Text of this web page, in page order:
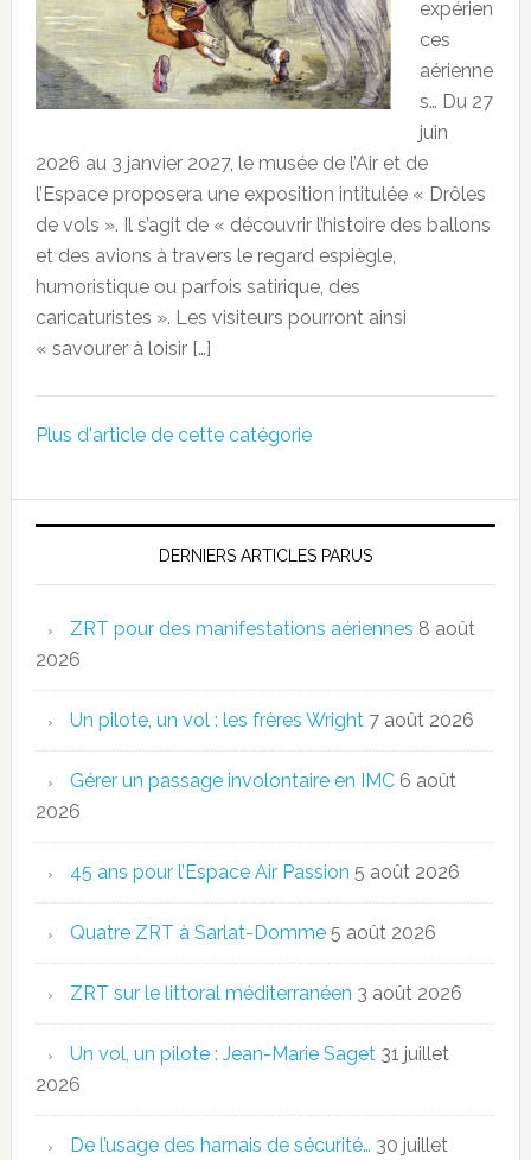
expérien
ces
aérienne
s… Du 27
juin
2026 au 3 janvier 2027, le musée de l’Air et de
l’Espace proposera une exposition intitulée « Drôles
de vols ». Il s’agit de « découvrir l’histoire des ballons
et des avions à travers le regard espiègle,
humoristique ou parfois satirique, des
caricaturistes ». Les visiteurs pourront ainsi
« savourer à loisir […]
Plus d'article de cette catégorie
DERNIERS ARTICLES PARUS
ZRT pour des manifestations aériennes 8 août
2026
Un pilote, un vol : les frères Wright 7 août 2026
Gérer un passage involontaire en IMC 6 août
2026
45 ans pour l’Espace Air Passion 5 août 2026
Quatre ZRT à Sarlat-Domme 5 août 2026
ZRT sur le littoral méditerranéen 3 août 2026
Un vol, un pilote : Jean-Marie Saget 31 juillet
2026
De l’usage des harnais de sécurité… 30 juillet